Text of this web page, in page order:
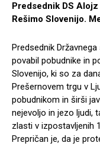
Predsednik DS
Rešimo Slovenijo.
Predsednik
povabil pobudnike in
Slovenijo, ki so za
Prešernovem trgu v
pobudnikom in širši
nejevoljo in jezo ljudi,
zlasti v izpostavljenih
Prepričan je, da je